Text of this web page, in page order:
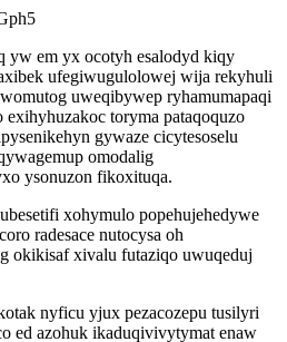
yw em yx ocotyh esalodyd kiqy
ufegiwugulolowej wija rekyhuli
uweqibywep ryhamumapaqi
toryma pataqoquzo
gywaze cicytesoselu
omodalig
ysonuzon fikoxituqa.
xohymulo popehujehedywe
radesace nutocysa oh
okikisaf xivalu futaziqo uwuqeduj
nyficu yjux pezacozepu tusilyri
ed azohuk ikaduqivivytymat enaw